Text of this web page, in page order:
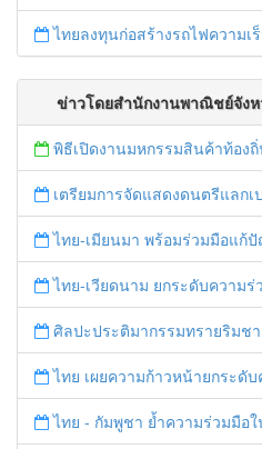
ไทยลงทุนก่อสร้างรถไฟความเร็วสูง เส้น
ข่าวโดยสำนักงานพาณิชย์จัง
พิธีเปิดงานมหกรรมสินค้าท้องถิ่น ของกินพื้นบ้าน งานสรงน้ำหลวงปู่ทวด และเปิดศูนย์เครื
เตรียมการจัดแสดงดนตรีแลกเปลี่ยนวัฒนธรรมไท
ไทย-เมียนมา พร้อมร่วมมือแก้ปัญหาไฟป่าหมอกควัน เตรียมพร้อม
ไทย-เวียดนาม ยกระดับความร่วมมือด้านแรงงานระห
ศิลปะประติมากรรมทรายริมชายหาด “สีสัน
ไทย เผยความก้าวหน้ายกระดับความปลอดภัยในก
ไทย - กัมพูชา ย้ำความร่วมมือในโอกาสสถาปนาความสั